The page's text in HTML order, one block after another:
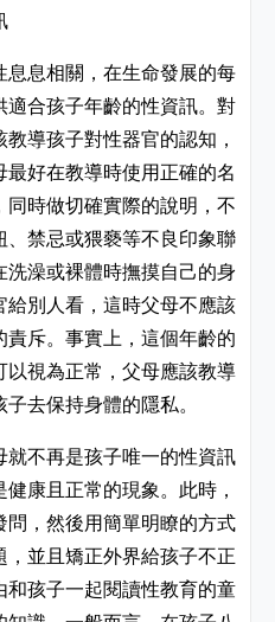
息相關，在生命發展的每
合孩子年齡的性資訊。對
導孩子對性器官的認知，
好在教導時使用正確的名
時做切確實際的說明，不
禁忌或猥褻等不良印象聯
澡或裸體時撫摸自己的身
別人看，這時父母不應該
斥。事實上，這個年齡的
視為正常，父母應該教導
去保持身體的隱私。
不再是孩子唯一的性資訊
康且正常的現象。此時，
，然後用簡單明瞭的方式
並且矯正外界給孩子不正
孩子一起閱讀性教育的童